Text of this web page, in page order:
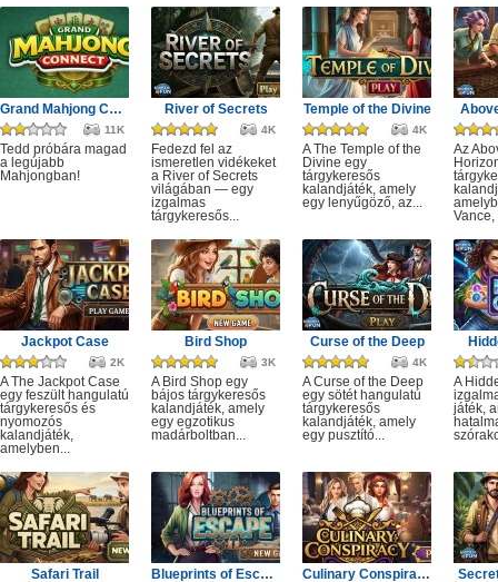
Grand Mahjong Connect
11K
Tedd próbára magad
a legújabb
Mahjongban!
River of Secrets
4K
Fedezd fel az
ismeretlen vidékeket
a River of Secrets
világában — egy
izgalmas
tárgykeresős...
Temple of the Divine
4K
A The Temple of the
Divine egy
tárgykeresős
kalandjáték, amely
egy lenyűgöző, az...
Az
Vance,
Jackpot Case
2K
A The Jackpot Case
egy feszült hangulatú
tárgykeresős és
nyomozós
kalandjáték,
amelyben...
Bird Shop
3K
A Bird Shop egy
bájos tárgykeresős
kalandjáték, amely
egy egzotikus
madárboltban...
Curse of the Deep
4K
A Curse of the Deep
egy sötét hangulatú
tárgykeresős
kalandjáték, amely
egy pusztító...
A
játék,
Safari Trail Blueprints of Escape Culinary Conspiracy